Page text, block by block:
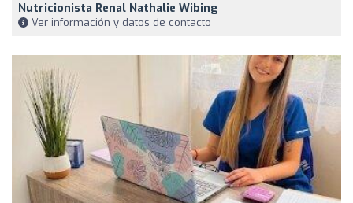
Nutricionista Renal Nathalie Wibing
Ver información y datos de contacto